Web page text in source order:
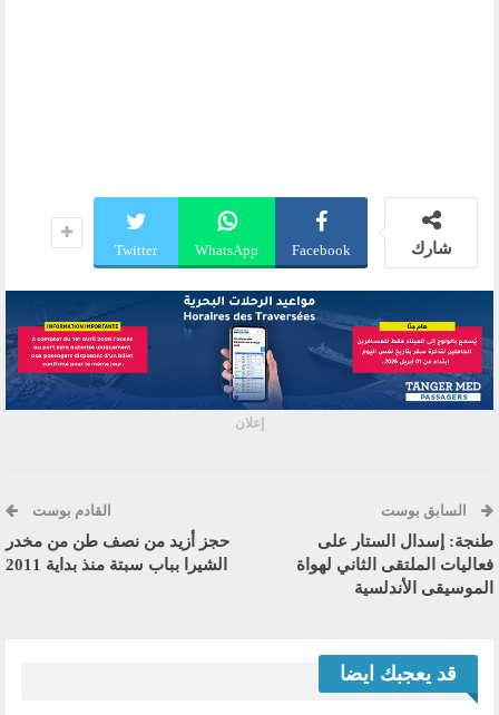
شارك Facebook
WhatsApp
Twitter
إعلان
السابق بوست
طنجة: إسدال الستار على
فعاليات الملتقى الثاني لهواة
الموسيقى الأندلسية
القادم بوست
حجز أزيد من نصف طن من مخدر
الشيرا بباب سبتة منذ بداية 2011
قد يعجبك ايضا